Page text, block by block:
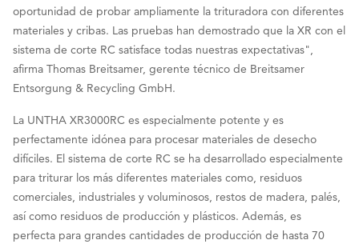
oportunidad de probar ampliamente la trituradora con diferentes
materiales y cribas. Las pruebas han demostrado que la XR con el
sistema de corte RC satisface todas nuestras expectativas",
afirma Thomas Breitsamer, gerente técnico de Breitsamer
Entsorgung & Recycling GmbH.
La UNTHA XR3000RC es especialmente potente y es
perfectamente idónea para procesar materiales de desecho
difíciles. El sistema de corte RC se ha desarrollado especialmente
para triturar los más diferentes materiales como, residuos
comerciales, industriales y voluminosos, restos de madera, palés,
así como residuos de producción y plásticos. Además, es
perfecta para grandes cantidades de producción de hasta 70